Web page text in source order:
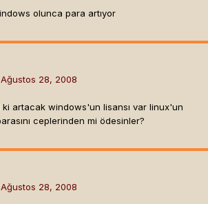
olunca para artıyor
Ağustos 28, 2008
artacak windows'un lisansı var linux'un
ceplerinden mi ödesinler?
Ağustos 28, 2008